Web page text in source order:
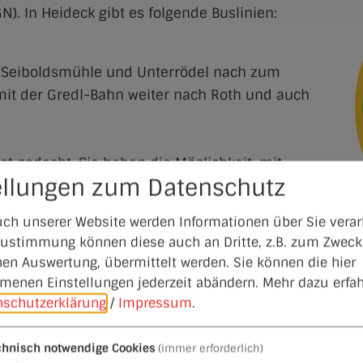
In Heideck gibt es folgende Buslinien:
und Unterrödel nach zum
der Gredl-Bahn weiter nach Roth und auch
gedacht. Sie haben die Möglichkeit, mit
vorheriger telefonischer Anmeldung nach
dann auch Anschluss an den Schnellbus
Informationen
ttb/?line=630.1
Hilpoltstein und Röttenbach. Die Fahrten sind
nutzen dieLinie 619.
zum Datenschutz
unserer Website werden Informationen über Sie
können diese auch an Dritte, z.B. zum
Auswertung, übermittelt werden. Sie können die hier
Einstellungen jederzeit abändern. Mehr dazu
/ Impressum.
notwendige Cookies (immer erforderlich)